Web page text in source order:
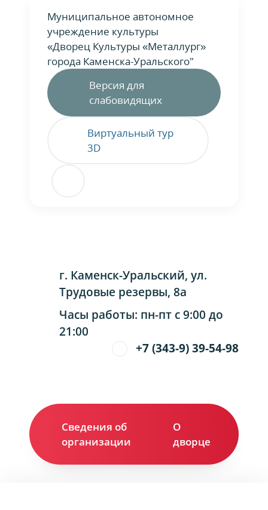
Муниципальное автономное
учреждение культуры
«Дворец Культуры «Металлург»
города Каменска-Уральского"
Версия для
слабовидящих
Виртуальный тур
3D
г. Каменск-Уральский, ул.
Трудовые резервы, 8а
Часы работы: пн-пт с 9:00 до
21:00
+7 (343-9) 39-54-98
Сведения об
организации
О
дворце